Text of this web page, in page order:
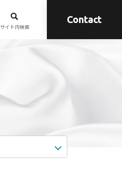
サイト内検索
Contact